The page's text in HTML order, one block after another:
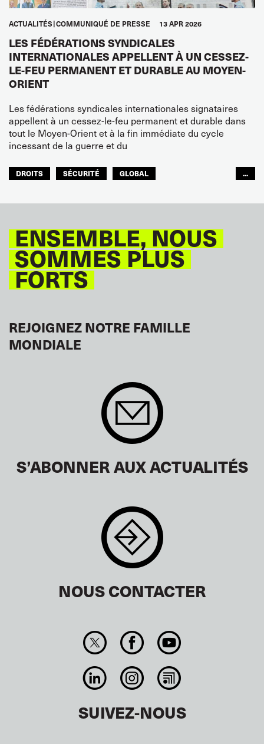
ACTUALITÉS COMMUNIQUÉ DE PRESSE 13 APR 2026
LES FÉDÉRATIONS SYNDICALES
INTERNATIONALES APPELLENT À UN CESSEZ-
LE-FEU PERMANENT ET DURABLE AU MOYEN-
ORIENT
Les fédérations syndicales internationales signataires
appellent à un cessez-le-feu permanent et durable dans
tout le Moyen-Orient et à la fin immédiate du cycle
incessant de la guerre et du
DROITS SÉCURITÉ
GLOBAL
...
ENSEMBLE, NOUS
SOMMES PLUS
FORTS
REJOIGNEZ NOTRE FAMILLE
MONDIALE
S’ABONNER AUX ACTUALITÉS
NOUS CONTACTER
SUIVEZ-NOUS